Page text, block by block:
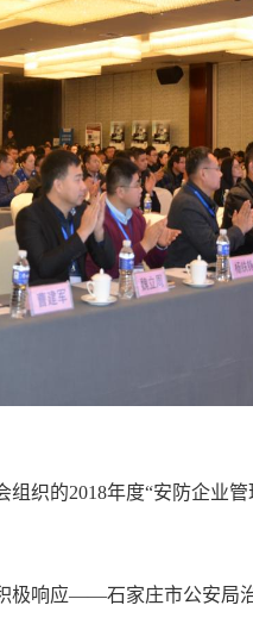
组织的2018年度“安防企业
极响应——石家庄市公安局